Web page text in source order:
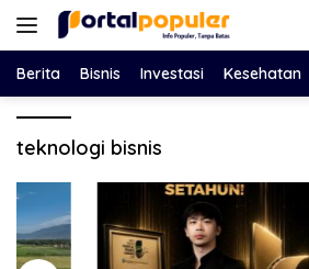
Langsung
Berita Bisnis Investasi Kesehatan
teknologi bisnis